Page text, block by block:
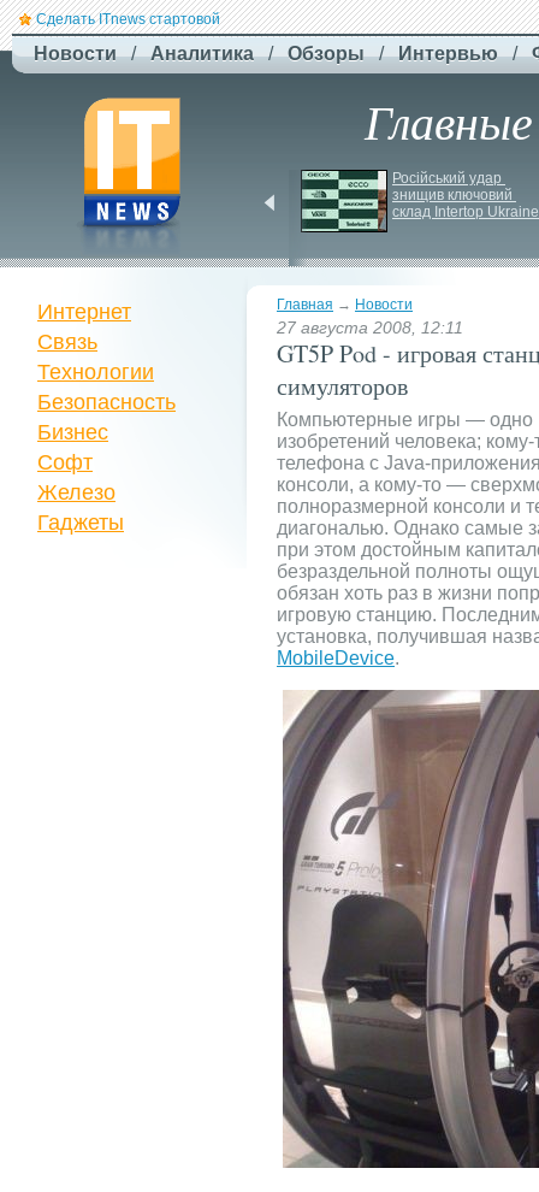
Сделать ITnews стартовой
Новости / Аналитика / Обзоры / Интервью /
ракета Kheibar Shekan
способна усложнить
работу систем ПРО
Російський удар
знищив ключовий
склад Intertop Ukraine
Главная → Новости
27 августа 2008, 12:11
GT5P Pod - игровая
симуляторов
Компьютерные игры — одно
изобретений человека;
телефона с Java-
консоли, а кому-то —
полноразмерной консоли и
диагональю. Однако самые
при этом достойным
безраздельной полноты
обязан хоть раз в жизни
игровую станцию.
установка, получившая
MobileDevice.
Интернет
Связь
Технологии
Безопасность
Бизнес
Софт
Железо
Гаджеты